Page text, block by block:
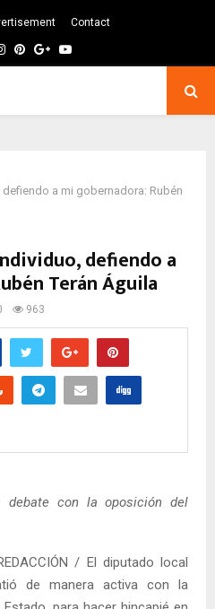
Contact
Instagram
Pinterest
GoogleYoutube
a mi gobernadora: Rubén
defiendo a
Terán Águila
963
debate con la oposición del
/ El diputado local
de manera activa con la